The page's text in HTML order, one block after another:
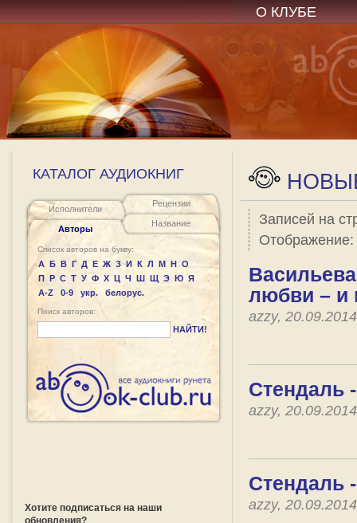
О КЛУБЕ
КАТАЛОГ АУДИОКНИГ
Исполнители
Авторы
Рецензии
Название
Список авторов на букву:
А Б В Г Д Е Ж З И К Л М Н О
П Р С Т У Ф Х Ц Ч Ш Щ Э Ю Я
A-Z
0-9 укр. белорус.
Поиск авторов:
НАЙТИ!
Хотите подписаться на наши
обновления?
Записей на
Отображение:
любви – и
azzy,
Стендаль
azzy,
Стендаль
azzy,